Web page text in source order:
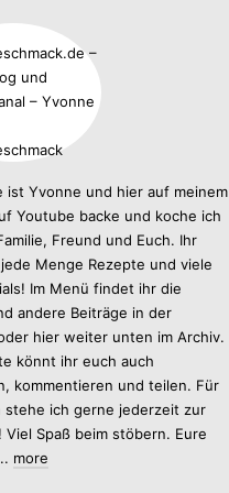
ist Yvonne und hier auf meinem
Youtube backe und koche ich
Freund und Euch. Ihr
Menge Rezepte und viele
Im Menü findet ihr die
andere Beiträge in der
hier weiter unten im Archiv.
könnt ihr euch auch
kommentieren und teilen. Für
stehe ich gerne jederzeit zur
Viel Spaß beim stöbern. Eure
more